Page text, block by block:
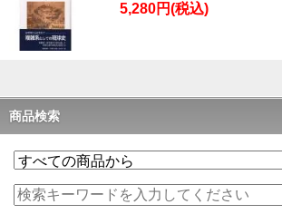
5,280円(税込)
商品検索